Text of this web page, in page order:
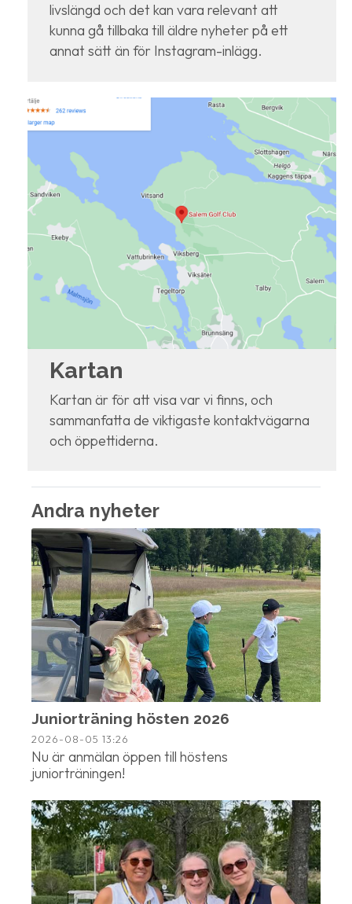
livslängd och det kan vara relevant att
kunna gå tillbaka till äldre nyheter på ett
annat sätt än för Instagram-inlägg.
Kartan
Kartan är för att visa var vi finns, och
sammanfatta de viktigaste kontaktvägarna
och öppettiderna.
Andra nyheter
Juniorträning hösten 2026
2026-08-05 13:26
Nu är anmälan öppen till höstens
juniorträningen!